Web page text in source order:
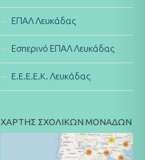
ΕΠΑΛ Λευκάδας
Εσπερινό ΕΠΑΛ Λευκάδας
E.E.E.E.K. Λευκάδας
ΧΑΡΤΗΣ ΣΧΟΛΙΚΩΝ ΜΟΝΑΔΩΝ